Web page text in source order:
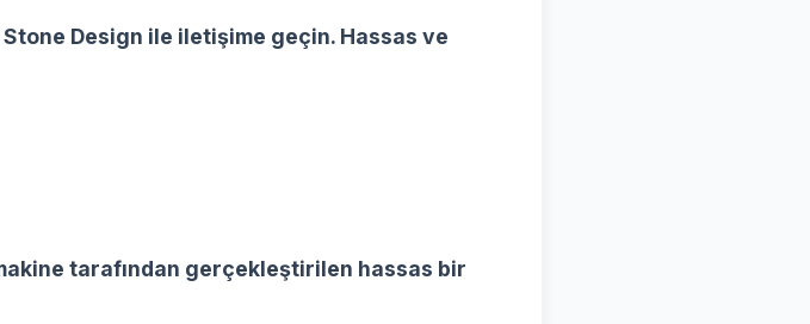
Design ile iletişime geçin. Hassas ve
tarafından gerçekleştirilen hassas bir